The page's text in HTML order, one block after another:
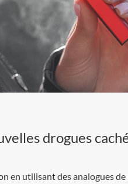
drogues
en utilisant des analogues